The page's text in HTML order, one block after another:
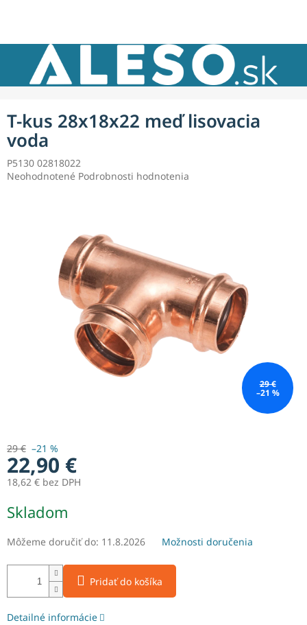
T-kus 28x18x22 meď lisovacia
voda
P5130 02818022
Priemerné
Neohodnotené Podrobnosti hodnotenia
29 €
–21 %
29 € –21 %
22,90 €
18,62 € bez DPH
cena:
Skladom
Môžeme doručiť do: 11.8.2026 Možnosti doručenia
Pridať do košíka
Detailné informácie